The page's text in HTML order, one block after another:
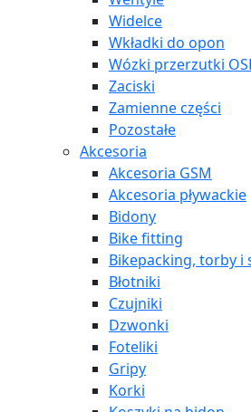
Widelce
Wkładki do opon
Wózki przerzutki
Zaciski
Zamienne części
Pozostałe
Akcesoria
Akcesoria GSM
Akcesoria pływackie
Bidony
Bike fitting
Bikepacking, torby i
Błotniki
Czujniki
Dzwonki
Foteliki
Gripy
Korki